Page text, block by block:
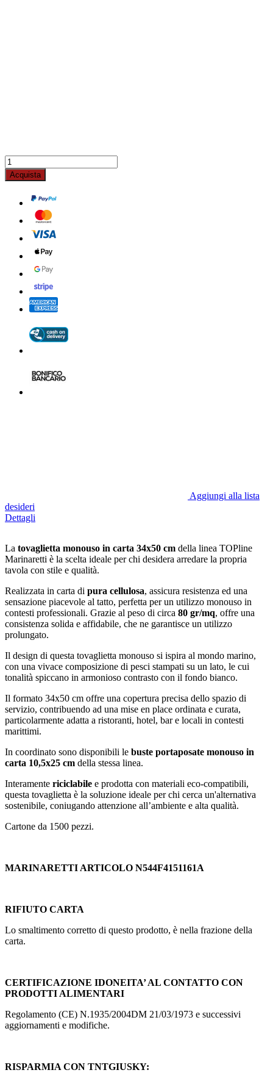
Acquista
Aggiungi alla lista
desideri
Dettagli
La tovaglietta monouso in carta 34x50 cm della linea TOPline
Marinaretti è la scelta ideale per chi desidera arredare la propria
tavola con stile e qualità.
Realizzata in carta di pura cellulosa, assicura resistenza ed una
sensazione piacevole al tatto, perfetta per un utilizzo monouso in
contesti professionali. Grazie al peso di circa 80 gr/mq, offre una
consistenza solida e affidabile, che ne garantisce un utilizzo
prolungato.
Il design di questa tovaglietta monouso si ispira al mondo marino,
con una vivace composizione di pesci stampati su un lato, le cui
tonalità spiccano in armonioso contrasto con il fondo bianco.
Il formato 34x50 cm offre una copertura precisa dello spazio di
servizio, contribuendo ad una mise en place ordinata e curata,
particolarmente adatta a ristoranti, hotel, bar e locali in contesti
marittimi.
In coordinato sono disponibili le buste portaposate monouso in
carta 10,5x25 cm della stessa linea.
Interamente riciclabile e prodotta con materiali eco-compatibili,
questa tovaglietta è la soluzione ideale per chi cerca un'alternativa
sostenibile, coniugando attenzione all’ambiente e alta qualità.
Cartone da 1500 pezzi.
MARINARETTI ARTICOLO N544F4151161A
RIFIUTO CARTA
Lo smaltimento corretto di questo prodotto, è nella frazione della
carta.
CERTIFICAZIONE IDONEITA’ AL CONTATTO CON
PRODOTTI ALIMENTARI
Regolamento (CE) N.1935/2004DM 21/03/1973 e successivi
aggiornamenti e modifiche.
RISPARMIA CON TNTGIUSKY: